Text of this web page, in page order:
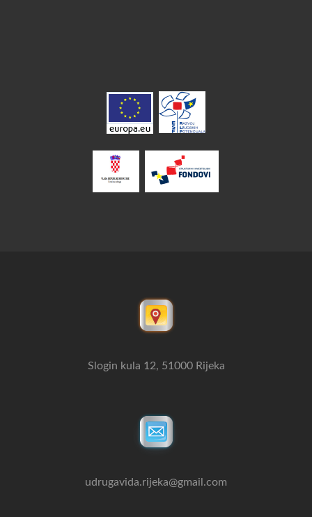
Slogin kula 12, 51000 Rijeka
udrugavida.rijeka@gmail.com